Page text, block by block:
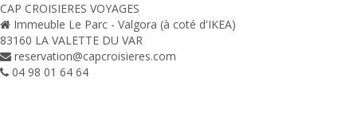
CAP CROISIERES VOYAGES
Immeuble Le Parc - Valgora (à coté d'IKEA)
83160 LA VALETTE DU VAR
reservation@capcroisieres.com
04 98 01 64 64